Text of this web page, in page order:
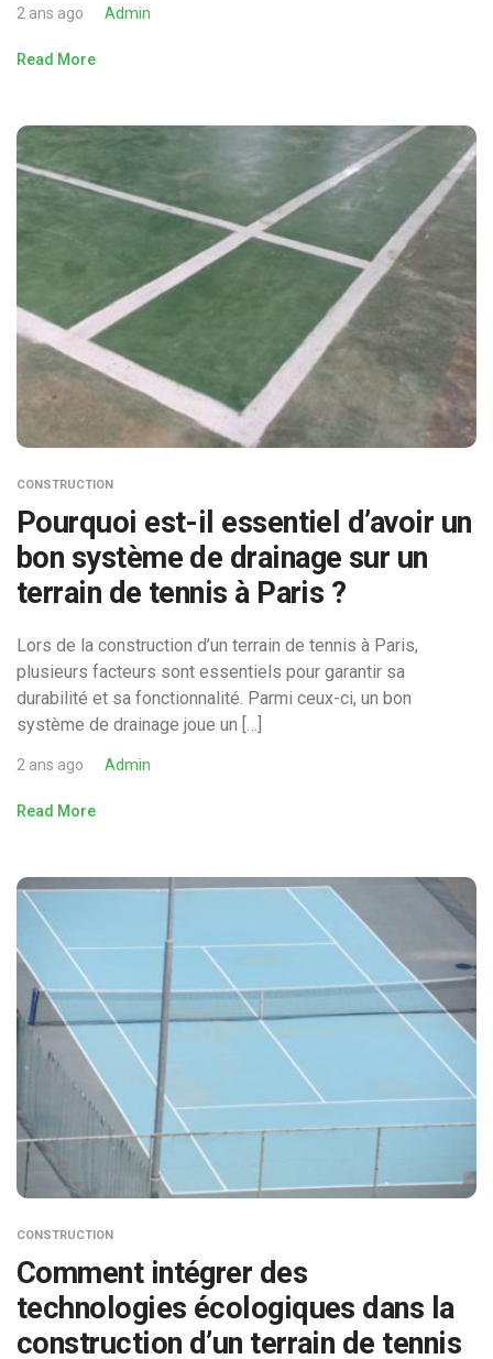
2 ans ago Admin
Read More
CONSTRUCTION
Pourquoi est-il essentiel d’avoir un
bon système de drainage sur un
terrain de tennis à Paris ?
Lors de la construction d’un terrain de tennis à Paris,
plusieurs facteurs sont essentiels pour garantir sa
durabilité et sa fonctionnalité. Parmi ceux-ci, un bon
système de drainage joue un […]
2 ans ago Admin
Read More
CONSTRUCTION
Comment intégrer des
technologies écologiques dans la
construction d’un terrain de tennis